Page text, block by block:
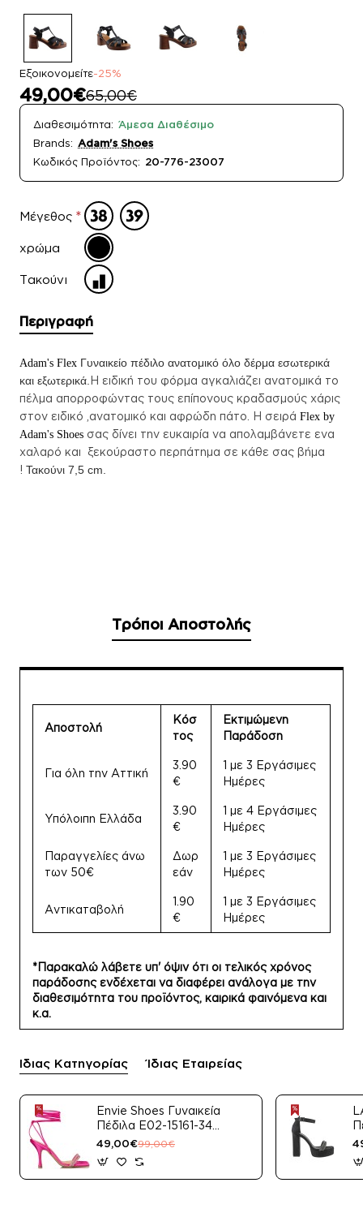
Εξοικονομείτε-25%
49,00€65,00€
Διαθεσιμότητα: Άμεσα Διαθέσιμο
Brands: Adam's Shoes
Κωδικός Προϊόντος: 20-776-23007
Μέγεθος
χρώμα
Τακούνι
Περιγραφή
Adam's Flex Γυναικείο πέδιλο ανατομικό όλο δέρμα εσωτερικά
και εξωτερικά. Η ειδική του φόρμα αγκαλιάζει ανατομικά το
πέλμα απορροφώντας τους επίπονους κραδασμούς χάρις
στον ειδικό ,ανατομικό και αφρώδη πάτο. Η σειρά Flex by
Adam's Shoes σας δίνει την ευκαιρία να απολαμβάνετε ενα
χαλαρό και ξεκούραστο περπάτημα σε κάθε σας βήμα
! Τακούνι 7,5 cm.
Τρόποι Αποστολής
Αποστολή
Κόσ
τος
Εκτιμώμενη
Παράδοση
Για όλη την Αττική
3.90
€
1 με 3 Εργάσιμες
Ημέρες
Υπόλοιπη Ελλάδα
3.90
€
1 με 4 Εργάσιμες
Ημέρες
Παραγγελίες άνω
των 50€
Δωρ
εάν
1 με 3 Εργάσιμες
Ημέρες
Αντικαταβολή
1.90
€
1 με 3 Εργάσιμες
Ημέρες
*Παρακαλώ λάβετε υπ' όψιν ότι οι τελικός χρόνος
παράδοσης ενδέχεται να διαφέρει ανάλογα με την
διαθεσιμότητα του προϊόντος, καιρικά φαινόμενα και
κ.α.
Ίδιας Κατηγορίας Ίδιας Εταιρείας
Envie Shoes Γυναικεία
Πέδιλα E02-15161-34
Μαύρο Satin
49,00€99,00€